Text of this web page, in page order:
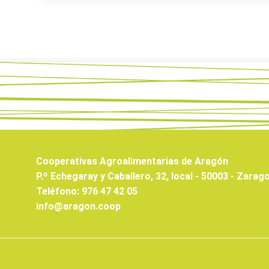
Cooperativas Agroalimentarias de Aragón
P.º Echegaray y Caballero, 32, local - 50003 -
Teléfono: 976 47 42 05
info@aragon.coop